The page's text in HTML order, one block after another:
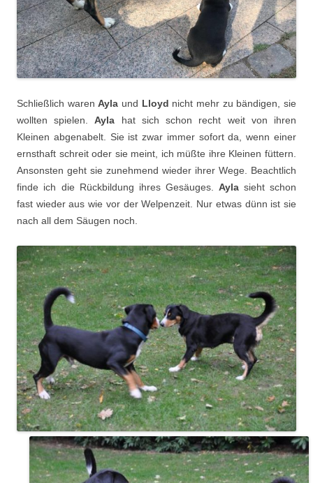
Schließlich warenAyla und Lloyd nicht mehr zu bändigen, sie
wollten spielen.Ayla hat sich schon recht weit von ihren
Kleinen abgenabelt. Sie ist zwar immer sofort da, wenn einer
ernsthaft schreit oder sie meint, ich müßte ihre Kleinen füttern.
Ansonsten geht sie zunehmend wieder ihrer Wege. Beachtlich
finde ich die Rückbildung ihres Gesäuges.
Aylasieht schon
fast wieder aus wie vor der Welpenzeit. Nur etwas dünn ist sie
nach all dem Säugen noch.